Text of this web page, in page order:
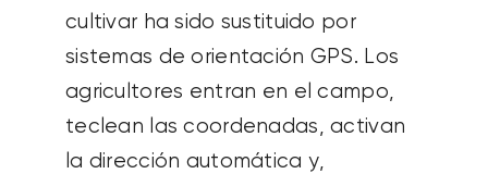
cultivar ha sido sustituido por
sistemas de orientación GPS. Los
agricultores entran en el campo,
teclean las coordenadas, activan
la dirección automática y,